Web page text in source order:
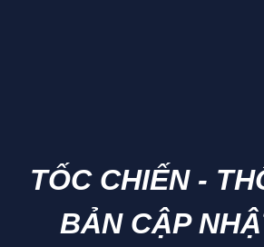
TỐC CHIẾN -
BẢN CẬP